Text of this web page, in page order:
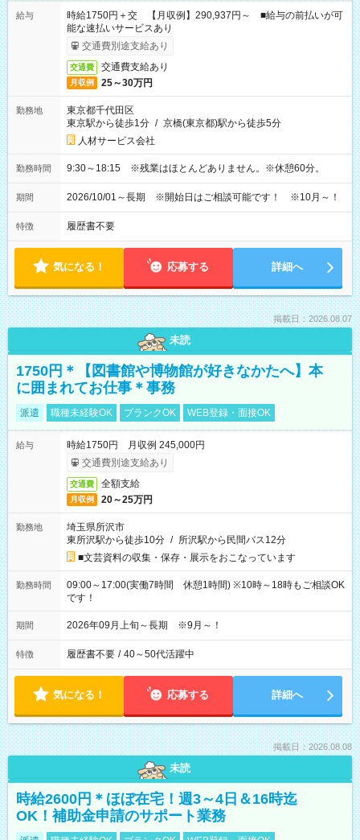
給与
時給1750円＋交 【月収例】290,937円～ ■給与の前払いが可
能な速払いサービスあり
交通費別途支給あり
交通費 交通費支給あり
月収例 25～30万円
勤務地
東京都千代田区
東京駅から徒歩1分 / 京橋(東京都)駅から徒歩5分
人材サービス会社
勤務時間 9:30～18:15 ※残業はほとんどありません。※休憩60分。
期間 2026/10/01～長期 ※開始日はご相談可能です！ ※10月～！
特徴 履歴書不要
気になる！ 応募する 詳細へ
掲載日：2026.08.07
未読
1750円＊【図書館や博物館が好きなかたへ】本
に囲まれてお仕事＊事務
派遣 職種未経験OK ブランクOK WEB登録・面接OK
給与
時給1750円 月収例 245,000円
交通費別途支給あり
交通費 全額支給
月収例 20～25万円
勤務地
埼玉県所沢市
東所沢駅から徒歩10分 / 所沢駅から民間バス12分
■文芸資料の収集・保存・展示をおこなっています
勤務時間
09:00～17:00(実働7時間 休憩1時間) ※10時～18時もご相談OK
です！
期間 2026年09月上旬～長期 ※9月～！
特徴 履歴書不要 / 40～50代活躍中
気になる！ 応募する 詳細へ
掲載日：2026.08.08
未読
時給2600円＊ほぼ在宅！週3～4日＆16時迄
OK！補助金申請のサポート業務